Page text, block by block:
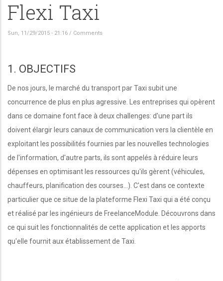
Flexi Taxi
Sun, 11/29/2015 - 21:16 / Comments
1. OBJECTIFS
De nos jours, le marché du transport par Taxi subit une
concurrence de plus en plus agressive. Les entreprises qui opèrent
dans ce domaine font face à deux challenges: d'une part ils
doivent élargir leurs canaux de communication vers la clientèle en
exploitant les possibilités fournies par les nouvelles technologies
de l'information, d'autre parts, ils sont appelés à réduire leurs
dépenses en optimisant les ressources qu'ils gèrent (véhicules,
chauffeurs, planification des courses...). C'est dans ce contexte
particulier que ce situe de la plateforme Flexi Taxi qui a été conçu
et réalisé par les ingénieurs de FreelanceModule. Découvrons dans
ce qui suit les fonctionnalités de cette application et les apports
qu'elle fournit aux établissement de Taxi.